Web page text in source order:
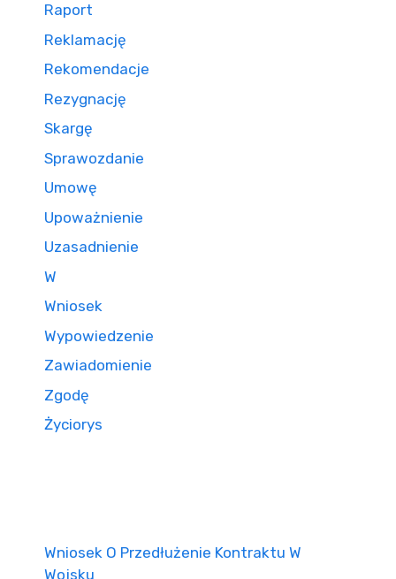
Raport
Reklamację
Rekomendacje
Rezygnację
Skargę
Sprawozdanie
Umowę
Upoważnienie
Uzasadnienie
W
Wniosek
Wypowiedzenie
Zawiadomienie
Zgodę
Życiorys
Wniosek O Przedłużenie Kontraktu W
Wojsku